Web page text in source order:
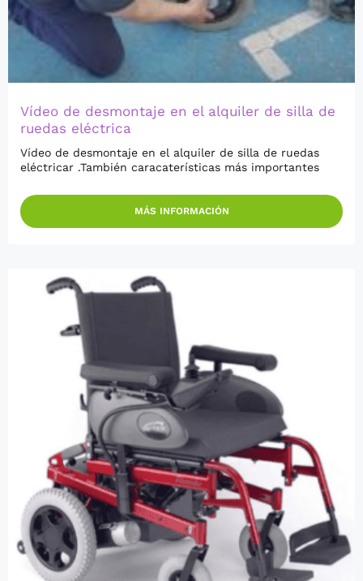
Vídeo de desmontaje en el alquiler de silla de
ruedas eléctrica
Vídeo de desmontaje en el alquiler de silla de ruedas
eléctricar .También caracaterísticas más importantes
MÁS INFORMACIÓN